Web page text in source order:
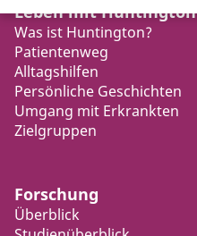
Leben mit Huntington
Was ist Huntington?
Patientenweg
Alltagshilfen
Persönliche Geschichten
Umgang mit Erkrankten
Zielgruppen
Forschung
Überblick